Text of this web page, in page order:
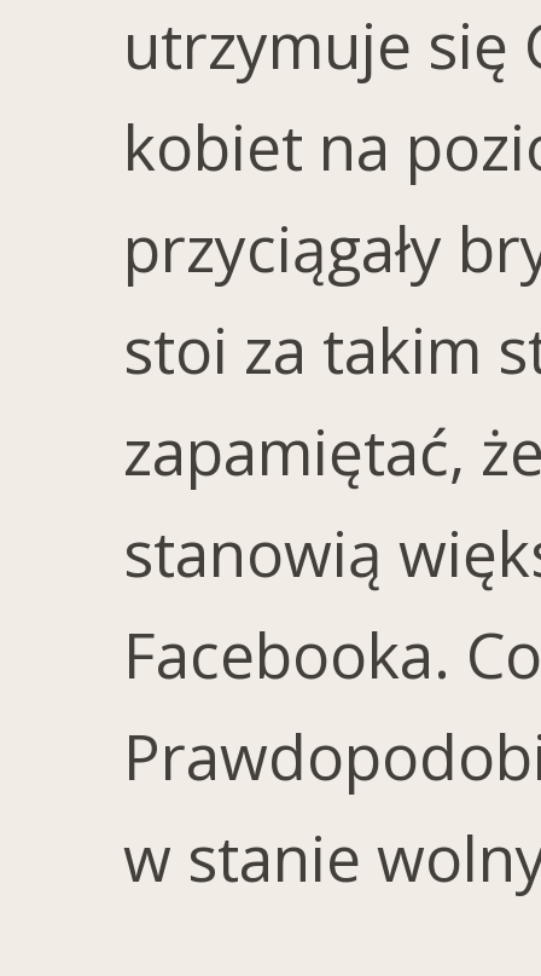
utrzymuje się
kobiet na
przyciągały
stoi za takim
zapamiętać,
stanowią
Facebooka.
w stanie